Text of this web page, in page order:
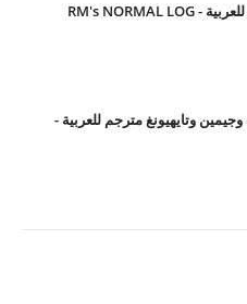
فلوق نامجون مترجم للعربية - RM's NORMAL LOG
وتايهيونغ مترجم للعربية -